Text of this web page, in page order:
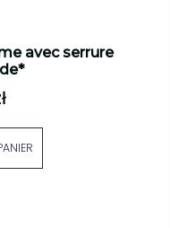
avec serrure